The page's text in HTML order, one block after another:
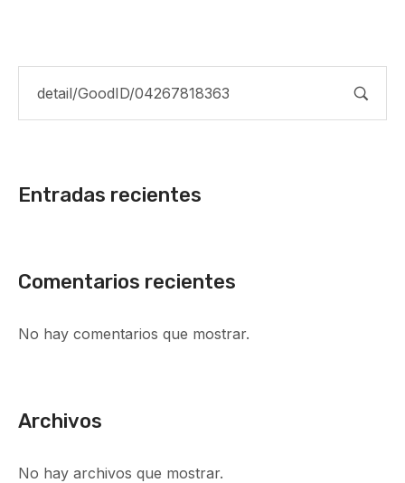
Entradas recientes
Comentarios recientes
No hay comentarios que mostrar.
Archivos
No hay archivos que mostrar.